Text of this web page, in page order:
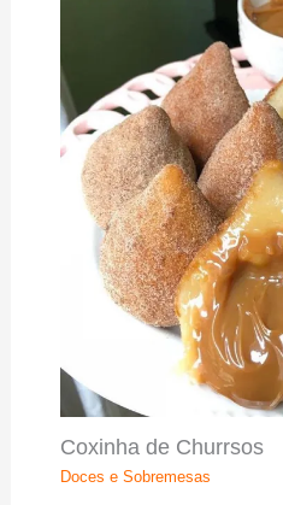
Coxinha de Churrsos
Doces e Sobremesas